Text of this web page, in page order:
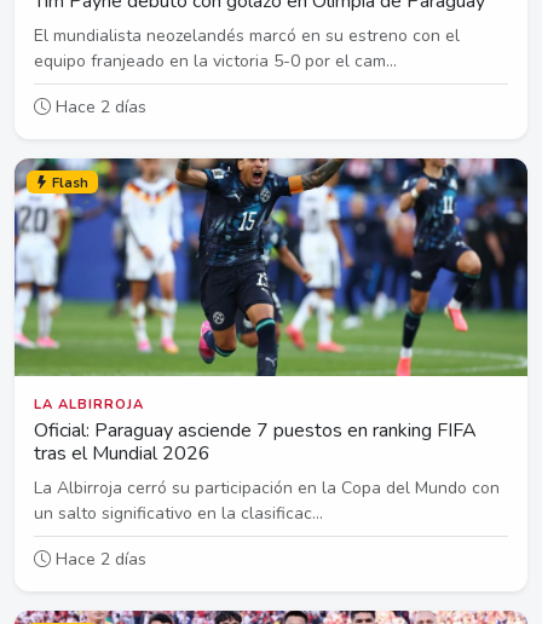
El mundialista neozelandés marcó en su estreno con el
equipo franjeado en la victoria 5-0 por el cam...
Hace 2 días
Flash
LA ALBIRROJA
Oficial: Paraguay asciende 7 puestos en ranking FIFA
tras el Mundial 2026
La Albirroja cerró su participación en la Copa del Mundo con
un salto significativo en la clasificac...
Hace 2 días